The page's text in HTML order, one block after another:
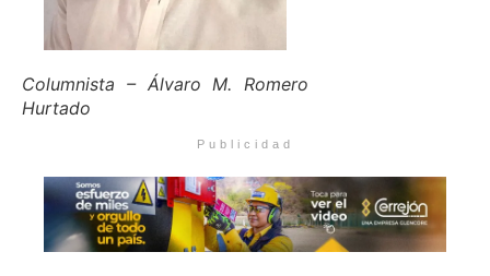
Columnista – Álvaro M. Romero
Hurtado
Publicidad